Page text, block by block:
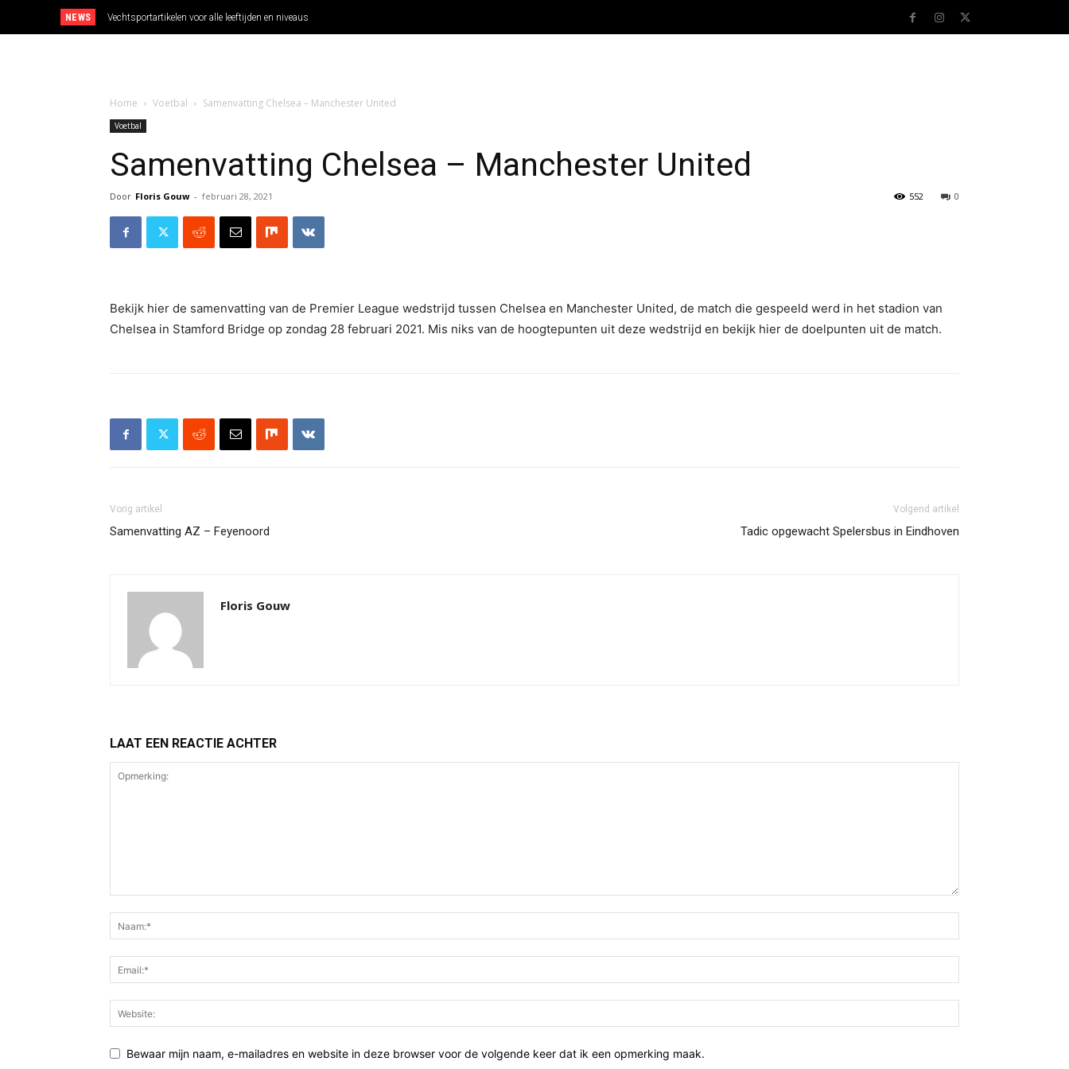
NEWS Vechtsportartikelen voor alle leeftijden en niveaus
Home Voetbal Samenvatting Chelsea – Manchester United
Voetbal
Samenvatting Chelsea – Manchester United
Door Floris Gouw - februari 28, 2021 0
552
Bekijk hier de samenvatting van de Premier League wedstrijd tussen Chelsea en Manchester United, de match die gespeeld werd in het stadion van
Chelsea in Stamford Bridge op zondag 28 februari 2021. Mis niks van de hoogtepunten uit deze wedstrijd en bekijk hier de doelpunten uit de match.
Vorig artikel
Samenvatting AZ – Feyenoord
Volgend artikel
Tadic opgewacht Spelersbus in Eindhoven
Floris Gouw
LAAT EEN REACTIE ACHTER
Bewaar mijn naam, e-mailadres en website in deze browser voor de volgende keer dat ik een opmerking maak.